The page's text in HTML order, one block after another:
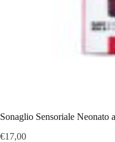
Sonaglio Sensoriale Neonato
€17,00